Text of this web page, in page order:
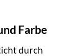
Farbe
durch